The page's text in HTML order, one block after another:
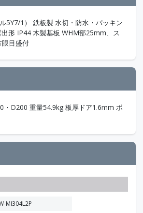
5Y7/1） 鉄板製 水切・防水・パッキン
形 IP44 木製基板 WHM部25mm、ス
目盛付
・D200 重量54.9kg 板厚ドア1.6mm ボ
MI304L2P